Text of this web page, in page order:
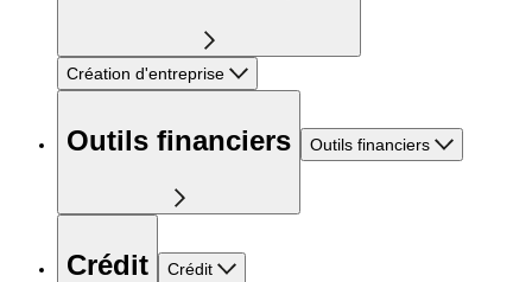
Création d'entreprise
Outils financiers Outils financiers
Crédit Crédit